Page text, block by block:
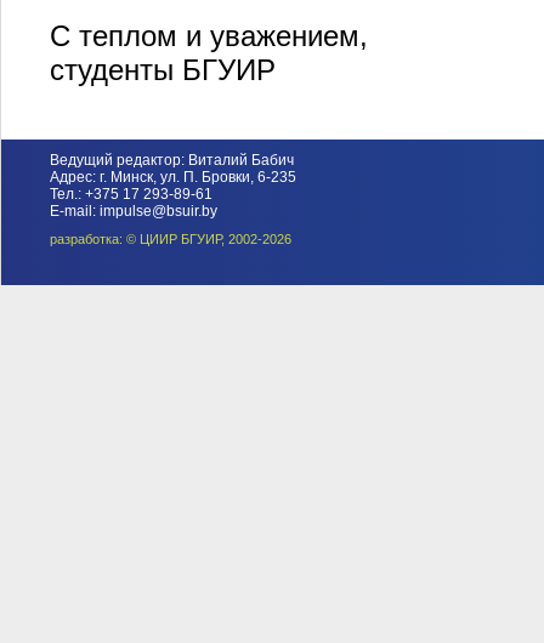
С теплом и уважением,
студенты БГУИР
Ведущий редактор: Виталий Бабич
Адрес: г. Минск, ул. П. Бровки, 6-235
Тел.: +375 17 293-89-61
E-mail: impulse@bsuir.by
разработка: © ЦИИР БГУИР, 2002-2026